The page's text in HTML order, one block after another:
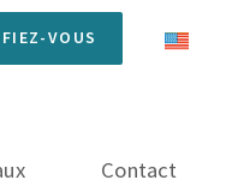
VOUS
Contact